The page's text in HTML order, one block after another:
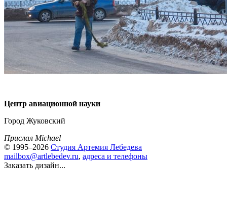
Центр авиационной науки
Город Жуковский
Прислал Michael
© 1995–2026 Студия Артемия Лебедева
mailbox@artlebedev.ru, адреса и телефоны
Заказать дизайн...